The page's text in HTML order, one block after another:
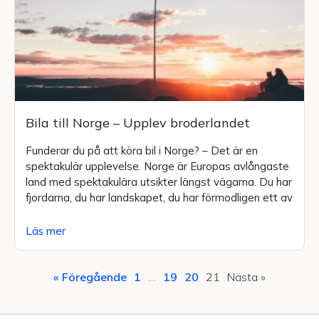
Bila till Norge – Upplev broderlandet
Funderar du på att köra bil i Norge? – Det är en
spektakulär upplevelse. Norge är Europas avlångaste
land med spektakulära utsikter längst vägarna. Du har
fjordarna, du har landskapet, du har förmodligen ett av
Läs mer
« Föregående 1 … 19 20 21 Nästa »